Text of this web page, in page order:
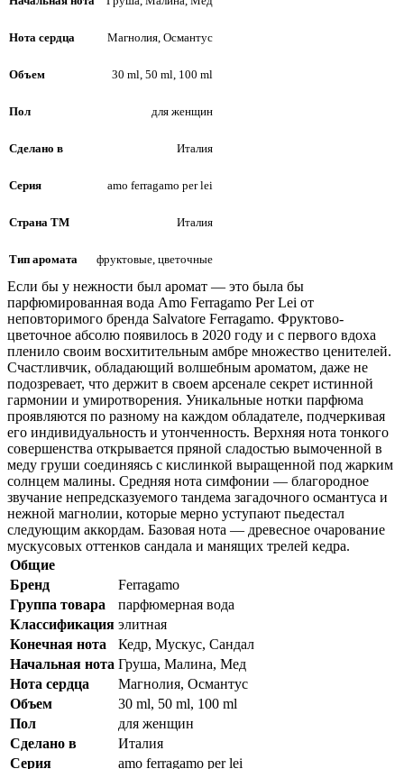
Нота сердца Магнолия, Османтус
Объем 30 ml, 50 ml, 100 ml
Пол для женщин
Сделано в Италия
Серия amo ferragamo per lei
Страна ТМ Италия
Тип аромата фруктовые, цветочные
Если бы у нежности был аромат — это была бы
парфюмированная вода Amo Ferragamo Per Lei от
неповторимого бренда Salvatore Ferragamo. Фруктово-
цветочное абсолю появилось в 2020 году и с первого вдоха
пленило своим восхитительным амбре множество ценителей.
Счастливчик, обладающий волшебным ароматом, даже не
подозревает, что держит в своем арсенале секрет истинной
гармонии и умиротворения. Уникальные нотки парфюма
проявляются по разному на каждом обладателе, подчеркивая
его индивидуальность и утонченность. Верхняя нота тонкого
совершенства открывается пряной сладостью вымоченной в
меду груши соединяясь с кислинкой выращенной под жарким
солнцем малины. Средняя нота симфонии — благородное
звучание непредсказуемого тандема загадочного османтуса и
нежной магнолии, которые мерно уступают пьедестал
следующим аккордам. Базовая нота — древесное очарование
мускусовых оттенков сандала и манящих трелей кедра.
Общие
Бренд
Ferragamo
Группа товара
парфюмерная вода
Классификация элитная
Конечная нота
Кедр, Мускус, Сандал
Начальная нота Груша, Малина, Мед
Нота сердца
Магнолия, Османтус
Объем
30 ml, 50 ml, 100 ml
Пол
для женщин
Сделано в
Италия
Серия
amo ferragamo per lei